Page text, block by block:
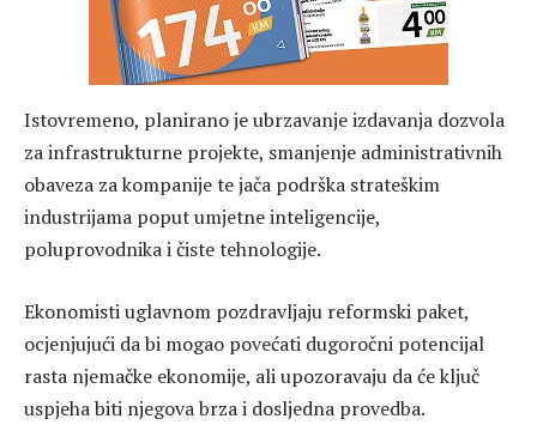
Istovremeno, planirano je ubrzavanje izdavanja dozvola
za infrastrukturne projekte, smanjenje administrativnih
obaveza za kompanije te jača podrška strateškim
industrijama poput umjetne inteligencije,
poluprovodnika i čiste tehnologije.
Ekonomisti uglavnom pozdravljaju reformski paket,
ocjenjujući da bi mogao povećati dugoročni potencijal
rasta njemačke ekonomije, ali upozoravaju da će ključ
uspjeha biti njegova brza i dosljedna provedba.